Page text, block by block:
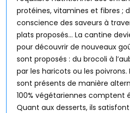
protéines, vitamines et fibres ;
conscience des saveurs à
plats proposés… La cantine
pour découvrir de nouveaux
sont proposés : du brocoli à
par les haricots ou les poivrons.
sont présents de manière
100% végétariennes comptent
Quant aux desserts, ils